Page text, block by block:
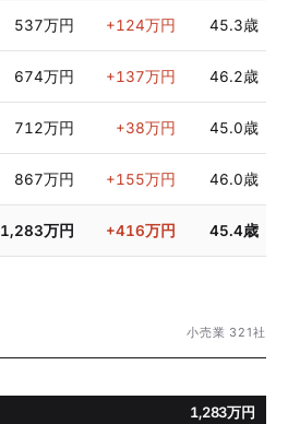
537万円 +124万円 45.3歳
674万円 +137万円 46.2歳
712万円 +38万円 45.0歳
867万円 +155万円 46.0歳
1,283万円 +416万円 45.4歳
小売業 321社
1,283万円